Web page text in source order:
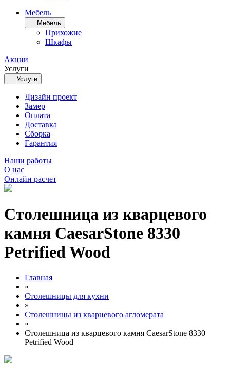
Мебель
Мебель
Прихожие
Шкафы
Акции
Услуги
Услуги
Дизайн проект
Замер
Оплата
Доставка
Сборка
Гарантия
Наши работы
О нас
Онлайн расчет
Столешница из кварцевого
камня CaesarStone 8330
Petrified Wood
Главная
»
Столешницы для кухни
»
Столешницы из кварцевого агломерата
»
Столешница из кварцевого камня CaesarStone 8330
Petrified Wood